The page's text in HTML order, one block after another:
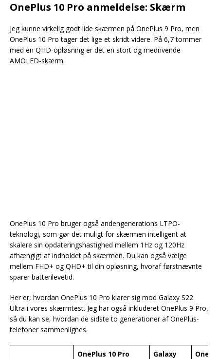
OnePlus 10 Pro anmeldelse: Skærm
Jeg kunne virkelig godt lide skærmen på OnePlus 9 Pro, men
OnePlus 10 Pro tager det lige et skridt videre. På 6,7 tommer
med en QHD-opløsning er det en stort og medrivende
AMOLED-skærm.
OnePlus 10 Pro bruger også andengenerations LTPO-
teknologi, som gør det muligt for skærmen intelligent at
skalere sin opdateringshastighed mellem 1Hz og 120Hz
afhængigt af indholdet på skærmen. Du kan også vælge
mellem FHD+ og QHD+ til din opløsning, hvoraf førstnævnte
sparer batterilevetid.
Her er, hvordan OnePlus 10 Pro klarer sig mod Galaxy S22
Ultra i vores skærmtest. Jeg har også inkluderet OnePlus 9 Pro,
så du kan se, hvordan de sidste to generationer af OnePlus-
telefoner sammenlignes.
OnePlus 10 Pro
Galaxy